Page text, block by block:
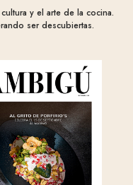
y el arte de la cocina.
ser descubiertas.